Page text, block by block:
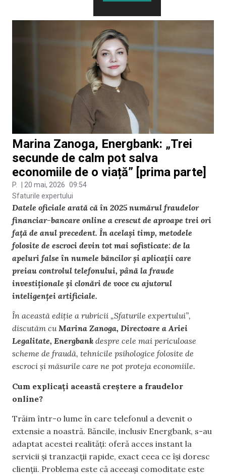
Marina Zanoga, Energbank: „Trei
secunde de calm pot salva
economiile de o viață” [prima parte]
P. 20 mai, 2026 09:54
Sfaturile expertului
Datele oficiale arată că în 2025 numărul fraudelor
financiar-bancare online a crescut de aproape trei ori
față de anul precedent. În același timp, metodele
folosite de escroci devin tot mai sofisticate: de la
apeluri false în numele băncilor și aplicații care
preiau controlul telefonului, până la fraude
investiționale și clonări de voce cu ajutorul
inteligenței artificiale.
În această ediție a rubricii „Sfaturile expertului”,
discutăm cuMarina Zanoga, Directoare a Ariei
Legalitate, Energbank despre cele mai periculoase
scheme de fraudă, tehnicile psihologice folosite de
escroci și măsurile care ne pot proteja economiile.
Cum explicați această creștere a fraudelor
online?
Trăim într-o lume în care telefonul a devenit o
extensie a noastră. Băncile, inclusiv Energbank, s-au
adaptat acestei realități: oferă acces instant la
servicii și tranzacții rapide, exact ceea ce își doresc
clienții. Problema este că aceeași comoditate este